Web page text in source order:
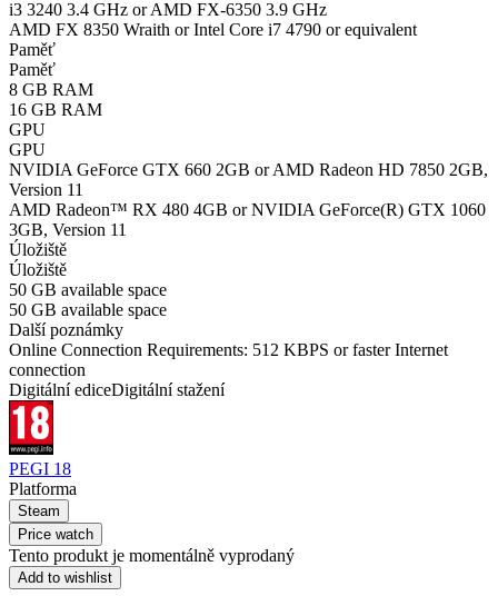
i3 3240 3.4 GHz or AMD FX-6350 3.9 GHz
AMD FX 8350 Wraith or Intel Core i7 4790 or equivalent
Paměť
Paměť
8 GB RAM
16 GB RAM
GPU
GPU
NVIDIA GeForce GTX 660 2GB or AMD Radeon HD 7850 2GB,
Version 11
AMD Radeon™ RX 480 4GB or NVIDIA GeForce(R) GTX 1060
3GB, Version 11
Úložiště
Úložiště
50 GB available space
50 GB available space
Další poznámky
Online Connection Requirements: 512 KBPS or faster Internet
connection
Digitální ediceDigitální stažení
PEGI 18
Platforma
Steam
Price watch
Tento produkt je momentálně vyprodaný
Add to wishlist